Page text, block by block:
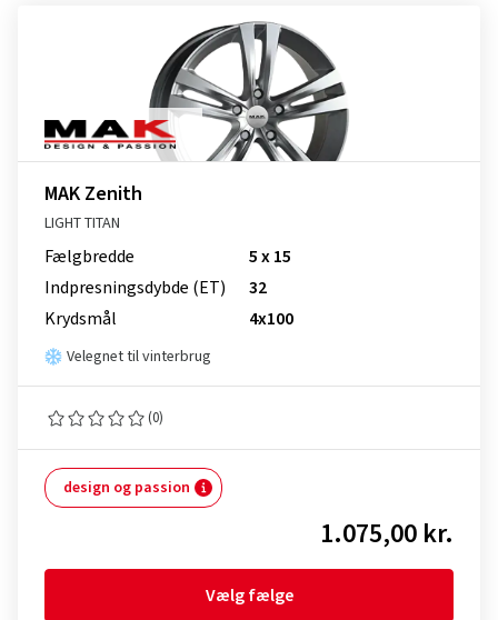
MAK Zenith
LIGHT TITAN
Fælgbredde
5 x 15
Indpresnings­dybde (ET)
32
Krydsmål
4x100
Velegnet til vinterbrug
(0)
design og passion
1.075,00 kr.
Vælg fælge